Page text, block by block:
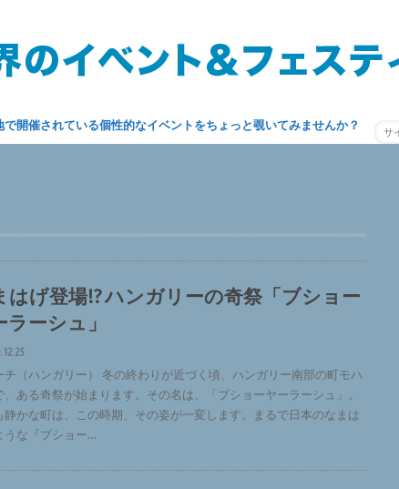
で開催されている個性的なイベントをちょっと覗いてみませんか？
はげ登場!? ハンガリーの奇祭「ブショー
ラーシュ」
チ（ハンガリー） 冬の終わりが近づく頃、ハンガリー南部の町モハ
、ある奇祭が始まります。その名は、「ブショーヤーラーシュ」。
静かな町は、この時期、その姿が一変します。まるで日本のなまは
うな『ブショー…